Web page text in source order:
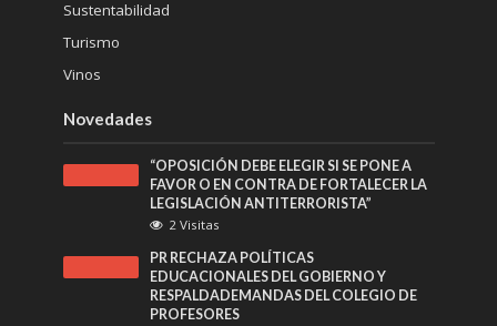
Sustentabilidad
Turismo
Vinos
Novedades
“OPOSICIÓN DEBE ELEGIR SI SE PONE A
FAVOR O EN CONTRA DE FORTALECER LA
LEGISLACIÓN ANTITERRORISTA”
2 Visitas
PR RECHAZA POLÍTICAS
EDUCACIONALES DEL GOBIERNO Y
RESPALDADEMANDAS DEL COLEGIO DE
PROFESORES